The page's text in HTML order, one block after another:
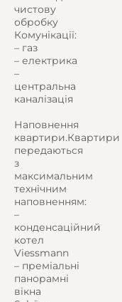
чистову
обробку
Комунікації:
– газ
– електрика
–
центральна
каналізація
Наповнення
квартири.Квартири
передаються
з
максимальним
технічним
наповненням:
–
конденсаційний
котел
Viessmann
– преміальні
панорамні
вікна